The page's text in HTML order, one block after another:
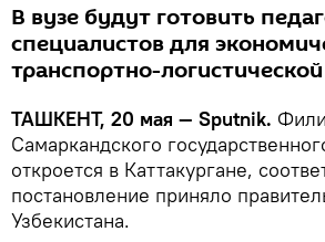
В вузе будут готовить
специалистов для
транспортно-
ТАШКЕНТ, 20 мая — Sputnik.
Самаркандского
откроется в Каттакургане,
постановление приняло
Узбекистана.